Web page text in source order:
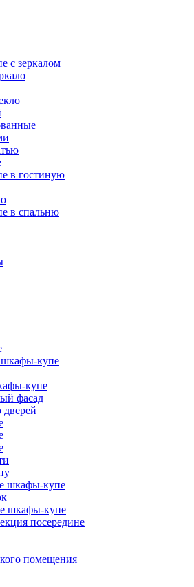
с зеркалом
в гостиную
в спальню
купе
купе
фасад
дверей
шкафы-купе
шкафы-купе
посередине
помещения